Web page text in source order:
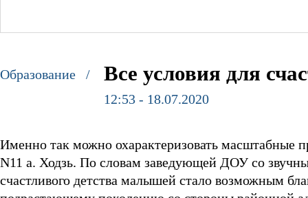
Образование / Все условия для
12:53 - 18.07.2020
Именно так можно охарактеризовать масштабные
N11 а. Ходзь. По словам заведующей ДОУ со
счастливого детства малышей стало возможным